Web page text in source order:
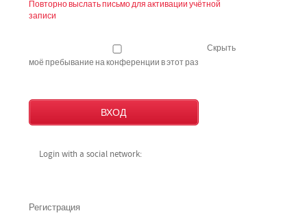
Повторно выслать письмо для активации учётной
записи
Скрыть
моё пребывание на конференции в этот раз
Login with a social network:
Регистрация